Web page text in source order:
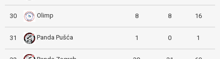
30 Olimp 8 8 16
31 Panda Pušća 1 0 1